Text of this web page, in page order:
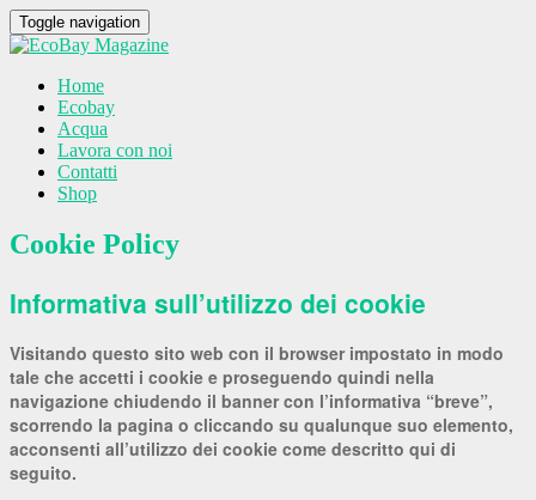
Toggle navigation
Home
Ecobay
Acqua
Lavora con noi
Contatti
Shop
Cookie Policy
Informativa sull’utilizzo dei cookie
Visitando questo sito web con il browser impostato in modo
tale che accetti i cookie e proseguendo quindi nella
navigazione chiudendo il banner con l’informativa “breve”,
scorrendo la pagina o cliccando su qualunque suo elemento,
acconsenti all’utilizzo dei cookie come descritto qui di
seguito.